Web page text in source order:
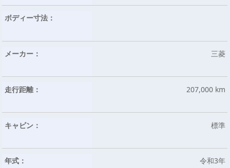
ボディー寸法：
メーカー： 三菱
走行距離： 207,000 km
キャビン： 標準
年式： 令和3年